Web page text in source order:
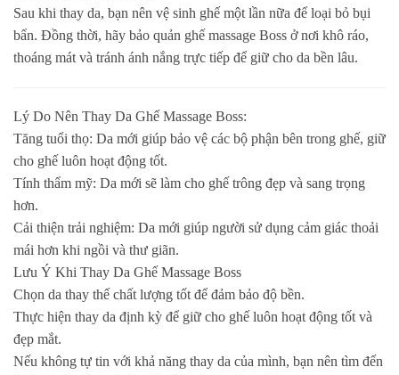
Sau khi thay da, bạn nên vệ sinh ghế một lần nữa để loại bỏ bụi
bẩn. Đồng thời, hãy bảo quản ghế massage Boss ở nơi khô ráo,
thoáng mát và tránh ánh nắng trực tiếp để giữ cho da bền lâu.
Lý Do Nên Thay Da Ghế Massage Boss:
Tăng tuổi thọ: Da mới giúp bảo vệ các bộ phận bên trong ghế, giữ
cho ghế luôn hoạt động tốt.
Tính thẩm mỹ: Da mới sẽ làm cho ghế trông đẹp và sang trọng
hơn.
Cải thiện trải nghiệm: Da mới giúp người sử dụng cảm giác thoải
mái hơn khi ngồi và thư giãn.
Lưu Ý Khi Thay Da Ghế Massage Boss
Chọn da thay thế chất lượng tốt để đảm bảo độ bền.
Thực hiện thay da định kỳ để giữ cho ghế luôn hoạt động tốt và
đẹp mắt.
Nếu không tự tin với khả năng thay da của mình, bạn nên tìm đến